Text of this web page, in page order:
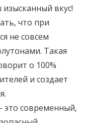
вкус!
что при
не совсем
Такая
о 100%
и создает
это современный,